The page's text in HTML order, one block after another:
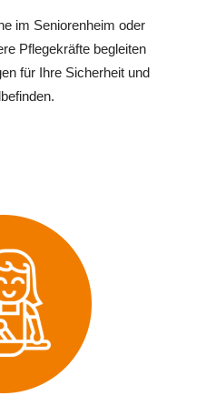
im Seniorenheim oder
Pflegekräfte begleiten
für Ihre Sicherheit und